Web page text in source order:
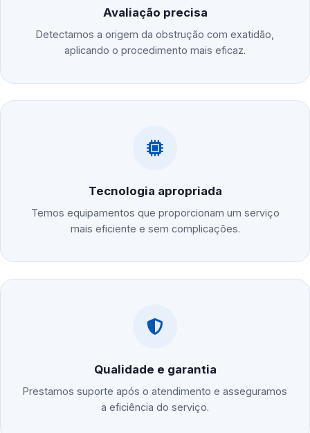
Avaliação precisa
Detectamos a origem da obstrução com exatidão,
aplicando o procedimento mais eficaz.
Tecnologia apropriada
Temos equipamentos que proporcionam um serviço
mais eficiente e sem complicações.
Qualidade e garantia
Prestamos suporte após o atendimento e asseguramos
a eficiência do serviço.